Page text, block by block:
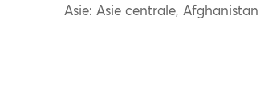
Asie: Asie centrale, Afghanistan